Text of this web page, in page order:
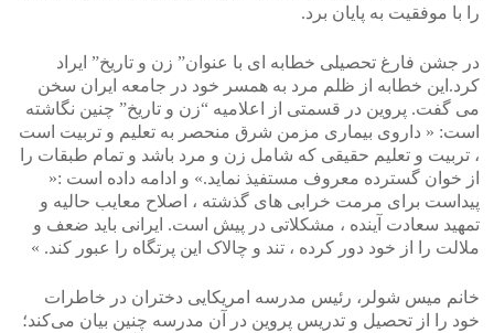
را با موفقیت به پایان برد.
در جشن فارغ تحصیلی خطابه ای با عنوان” زن و تاریخ” ایراد
کرد.این خطابه از ظلم مرد به همسر خود در جامعه ایران سخن
می گفت. پروین در قسمتی از اعلامیه “زن و تاریخ” چنین نگاشته
است: « داروی بیماری مزمن شرق منحصر به تعلیم و تربیت است
، تربیت و تعلیم حقیقی که شامل زن و مرد باشد و تمام طبقات را
از خوان گسترده معروف مستفیذ نماید.» و ادامه داده است :«
پیداست برای مرمت خرابی های گذشته ، اصلاح معایب حالیه و
تمهید سعادت آینده ، مشکلاتی در پیش است. ایرانی باید ضعف و
ملالت را از خود دور کرده ، تند و چالاک این پرتگاه را عبور کند. »
خانم میس شولر، رئیس مدرسه امریکایی دختران در خاطرات
خود را از تحصیل و تدریس پروین در آن مدرسه چنین بیان می‌کند؛